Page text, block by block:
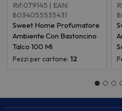
Rif:079145 | EAN:
8034055535431
Sweet Home Profumatore
Ambiente Con Bastoncino
Talco 100 Ml
Pezzi per cartone: 12